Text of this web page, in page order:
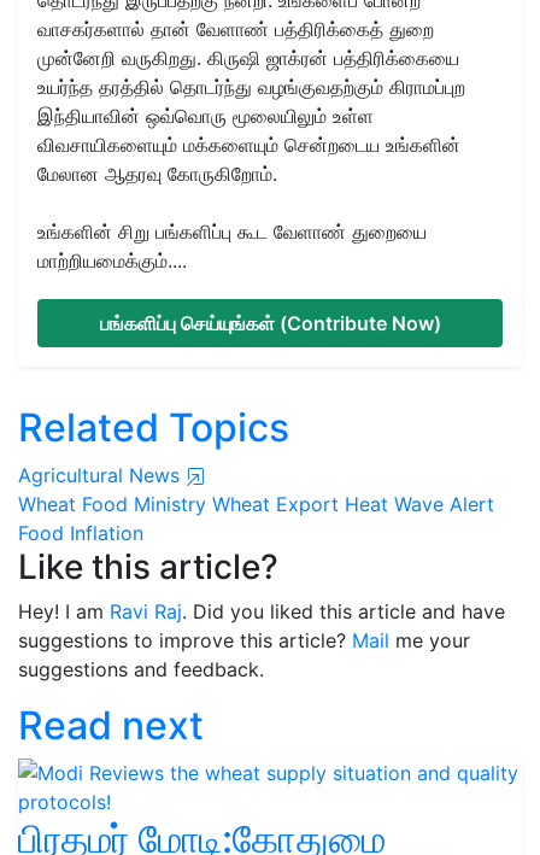
வாசகர்களால் தான் வேளாண் பத்திரிக்கைத் துறை
முன்னேறி வருகிறது. கிருஷி ஜாக்ரன் பத்திரிக்கையை
உயர்ந்த தரத்தில் தொடர்ந்து வழங்குவதற்கும் கிராமப்புற
இந்தியாவின் ஒவ்வொரு மூலையிலும் உள்ள
விவசாயிகளையும் மக்களையும் சென்றடைய உங்களின்
மேலான ஆதரவு கோருகிறோம்.
உங்களின் சிறு பங்களிப்பு கூட வேளாண் துறையை
மாற்றியமைக்கும்....
பங்களிப்பு செய்யுங்கள் (Contribute Now)
Related Topics
Agricultural News
Wheat Food Ministry Wheat Export Heat Wave Alert
Food Inflation
Like this article?
Hey! I am Ravi Raj. Did you liked this article and have
suggestions to improve this article? Mail me your
suggestions and feedback.
Read next
பிரதமர் மோடி:கோதுமை